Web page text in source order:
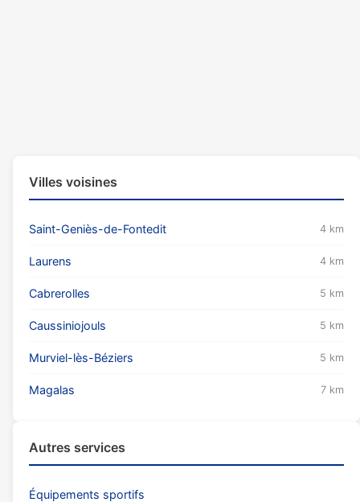
Villes voisines
Saint-Geniès-de-Fontedit 4 km
Laurens 4 km
Cabrerolles 5 km
Caussiniojouls 5 km
Murviel-lès-Béziers 5 km
Magalas 7 km
Autres services
Équipements sportifs